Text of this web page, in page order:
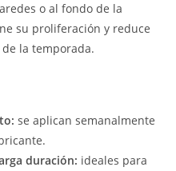
o al fondo de la
su proliferación y reduce
la temporada.
se aplican semanalmente
duración: ideales para